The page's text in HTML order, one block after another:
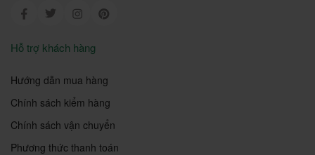
FacebookTwitter Instagram
Hỗ trợ khách hàng
Hướng dẫn mua hàng
Chính sách kiểm hàng
Chính sách vận chuyển
Phương thức thanh toán